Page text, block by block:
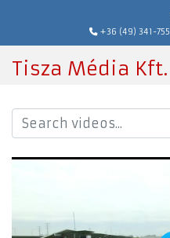
+36 (49) 341-755
Tisza Média Kft.